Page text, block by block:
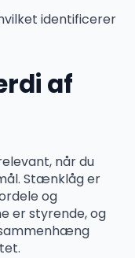
identificerer
af
når du
Stænklåg er
og
er styrende, og